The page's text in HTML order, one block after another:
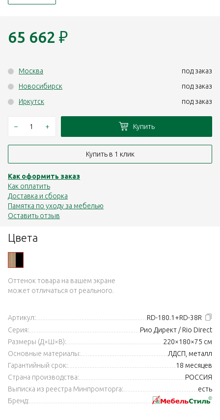
Цвета
Оттенок товара на вашем экране
может отличаться от реального.
Артикул:
RD-180.1+RD-38R
Серия:
Рио Директ / Rio Direct
Размеры (Д×Ш×В):
220×180×75 см
Основные материалы:
ЛДСП, металл
Гарантийный срок:
18 месяцев
Страна производства:
РОССИЯ
Выписка из реестра Минпромторга:
есть
Бренд:
65 662 ₽
Москва
под заказ
Новосибирск
под заказ
Иркутск
под заказ
– + Купить
Купить в 1 клик
Как оформить заказ
Как оплатить
Доставка и сборка
Памятка по уходу за мебелью
Оставить отзыв